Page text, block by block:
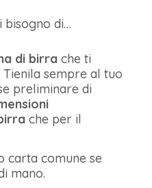
bisogno di…
di birrache ti
sempre al tuo
preliminare di
che per il
carta comune se
mano.